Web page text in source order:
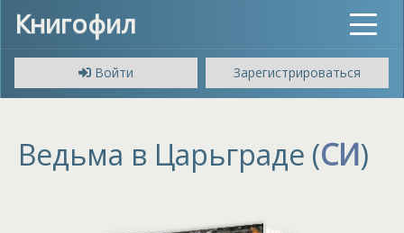
Книгофил
Toggle
Войти
Зарегистрироваться
Ведьма в Царьграде (СИ)